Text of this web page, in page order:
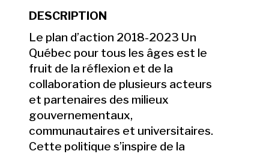
DESCRIPTION
Le plan d’action 2018-2023 Un
Québec pour tous les âges est le
fruit de la réflexion et de la
collaboration de plusieurs acteurs
et partenaires des milieux
gouvernementaux,
communautaires et universitaires.
Cette politique s’inspire de la